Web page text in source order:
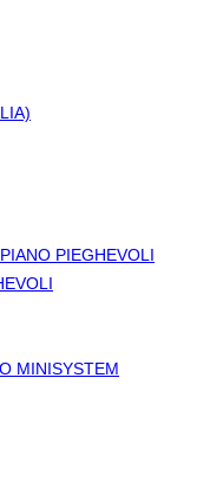
PIEGHEVOLI
MINISYSTEM